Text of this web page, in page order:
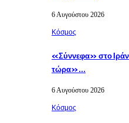
6 Αυγούστου 2026
Κόσμος
«Σύννεφα» στο
τώρα»…
6 Αυγούστου 2026
Κόσμος